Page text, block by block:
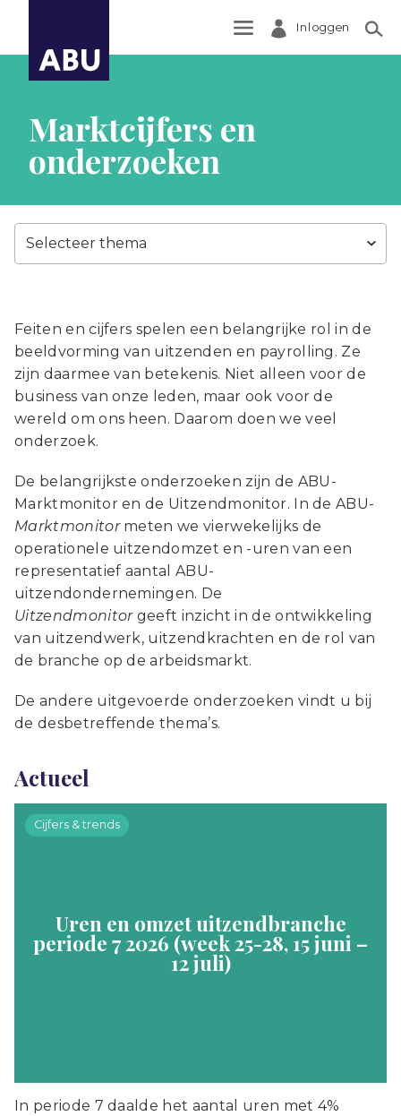
Inloggen
Marktcijfers en
onderzoeken
Selecteer thema
Feiten en cijfers spelen een belangrijke rol in de
beeldvorming van uitzenden en payrolling. Ze
zijn daarmee van betekenis. Niet alleen voor de
business van onze leden, maar ook voor de
wereld om ons heen. Daarom doen we veel
onderzoek.
De belangrijkste onderzoeken zijn de ABU-
Marktmonitor en de Uitzendmonitor. In de ABU-
Marktmonitor meten we vierwekelijks de
operationele uitzendomzet en -uren van een
representatief aantal ABU-
uitzendondernemingen. De
Uitzendmonitorgeeft inzicht in de ontwikkeling
van uitzendwerk, uitzendkrachten en de rol van
de branche op de arbeidsmarkt.
De andere uitgevoerde onderzoeken vindt u bij
de desbetreffende thema’s.
Actueel
Cijfers & trends
Uren en omzet uitzendbranche
periode 7 2026 (week 25-28, 15 juni –
12 juli)
In periode 7 daalde het aantal uren met 4%